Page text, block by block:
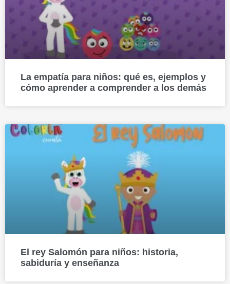
La empatía para niños: qué es, ejemplos y
cómo aprender a comprender a los demás
El rey Salomón para niños: historia,
sabiduría y enseñanza